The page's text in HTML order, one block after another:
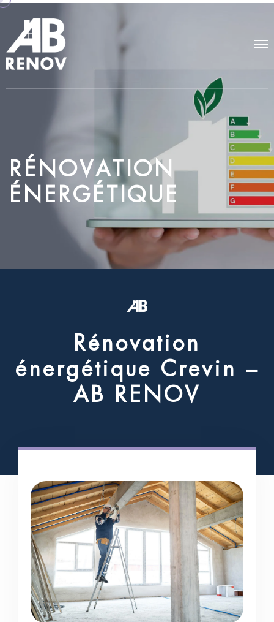
RÉNOVATION
ÉN ERGÉTIQUE
Rénovation
énergétique Crevin –
AB RE NOV